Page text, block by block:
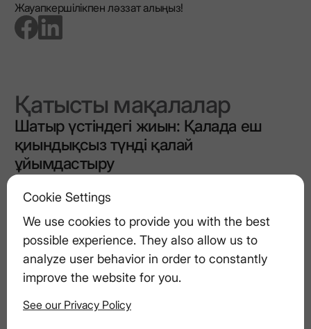
Cookie Settings
We use cookies to provide you with the best
possible experience. They also allow us to
analyze user behavior in order to constantly
improve the website for you.
See our Privacy Policy
Жауапкершілікпен ләззат алыңыз!
go to facebook page go to linkedin page
Қатысты мақалалар
Шатыр үстіндегі жиын: Қалада еш
қиындықсыз түнді қалай
ұйымдастыру
Үйде арақ Мартини жасаудың ең
жақсы нұсқаулығы
Қонақ тәжірибесін жақсарту: сәнді
мейрамханалар мен барлардағы